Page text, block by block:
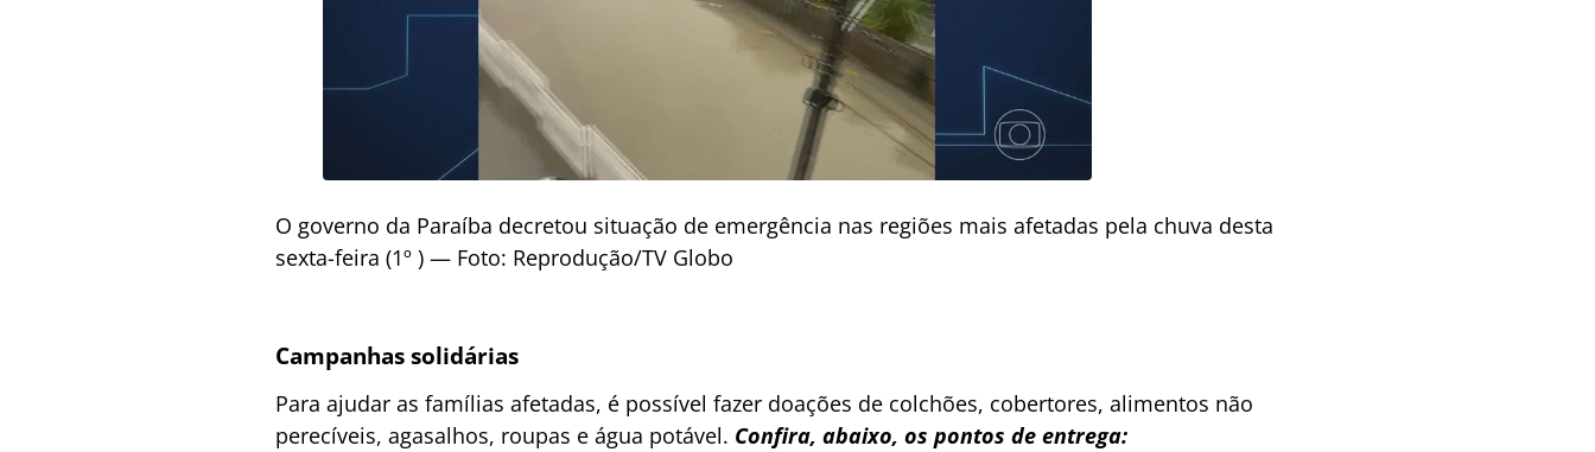
O governo da Paraíba decretou situação de emergência nas regiões mais afetadas pela chuva desta
sexta-feira (1º ) — Foto: Reprodução/TV Globo
Campanhas solidárias
Para ajudar as famílias afetadas, é possível fazer doações de colchões, cobertores, alimentos não
perecíveis, agasalhos, roupas e água potável. Confira, abaixo, os pontos de entrega: